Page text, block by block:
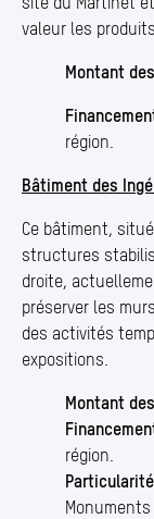
valeur les
Montant
région.
Bâtiment des
Ce bâtiment,
structures
droite,
préserver les
des activités
expositions.
Montant
région.